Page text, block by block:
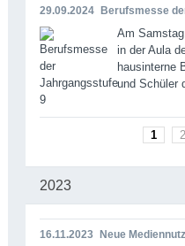
29.09.2024 Berufsmesse
Am
in der Aula
hausinterne
und Schüler
1 2
2023
16.11.2023 Neue